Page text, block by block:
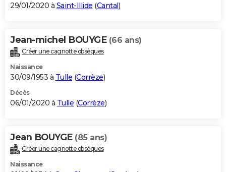
29/01/2020 à Saint-Illide (Cantal )
Jean-michel BOUYGE (66 ans)
Créer une cagnotte obsèques
Naissance
30/09/1953 à Tulle (Corrèze)
Décès
06/01/2020 à Tulle (Corrèze)
Jean BOUYGE (85 ans)
Créer une cagnotte obsèques
Naissance